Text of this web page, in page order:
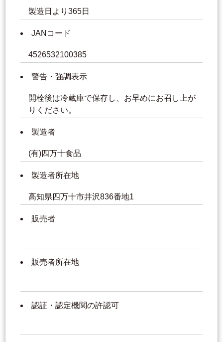
製造日より365日
JANコード
4526532100385
警告・強調表示
開栓後は冷蔵庫で保存し、お早めにお召し上が
りください。
製造者
(有)四万十食品
製造者所在地
高知県四万十市井沢836番地1
販売者
販売者所在地
認証・認定機関の許認可